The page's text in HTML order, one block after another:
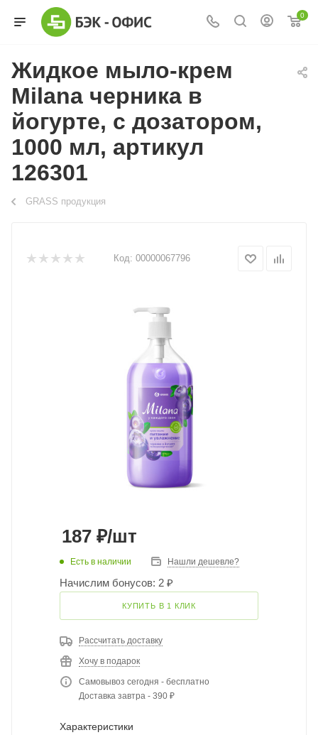
0
Жидкое мыло-крем
Milana черника в
йогурте, с дозатором,
1000 мл, артикул
126301
GRASS продукция
Код: 00000067796
187 ₽/шт
Есть в наличии Нашли дешевле?
Начислим бонусов: 2 ₽
КУПИТЬ В 1 КЛИК
Рассчитать доставку
Хочу в подарок
Самовывоз сегодня - бесплатно
Доставка завтра - 390 ₽
Характеристики